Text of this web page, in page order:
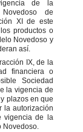
de la
de
XI de este
productos o
Novedoso y
así.
IX, de la
financiera o
Sociedad
la vigencia de
plazos en que
la autorización
vigencia de la
Novedoso.